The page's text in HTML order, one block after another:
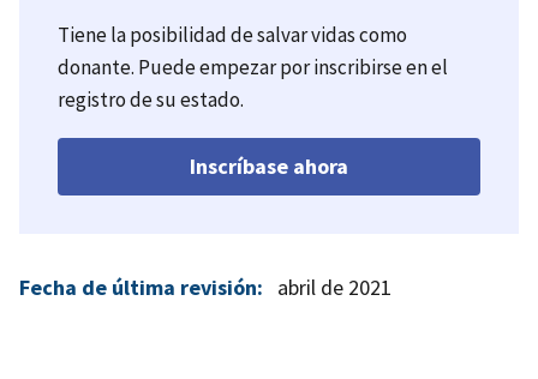
Tiene la posibilidad de salvar vidas como
donante. Puede empezar por inscribirse en el
registro de su estado.
Inscríbase ahora
Fecha de última revisión: abril de 2021